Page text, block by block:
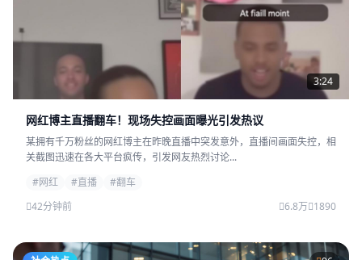
3:24
网红博主直播翻车！现场失控画面曝光引发热议
某拥有千万粉丝的网红博主在昨晚直播中突发意外，直播间画面失控，相
关截图迅速在各大平台疯传，引发网友热烈讨论...
#网红
#直播
#翻车
42分钟前
6.8万 1890